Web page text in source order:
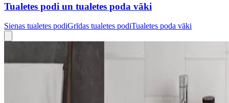
Tualetes podi un tualetes poda vāki
Sienas tualetes podiGrīdas tualetes podiTualetes poda vāki